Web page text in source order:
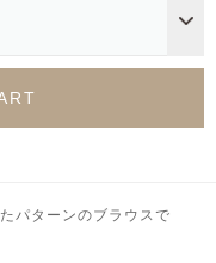
パターンのブラウスで